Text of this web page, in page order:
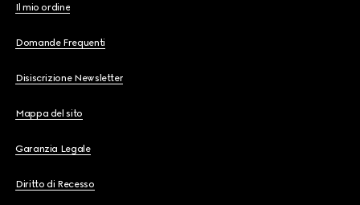
Il mio ordine
Domande Frequenti
Disiscrizione Newsletter
Mappa del sito
Garanzia Legale
Diritto di Recesso